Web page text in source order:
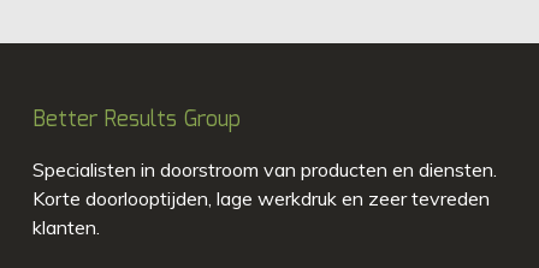
Better Results Group
Specialisten in doorstroom van producten en diensten.
Korte doorlooptijden, lage werkdruk en zeer tevreden
klanten.